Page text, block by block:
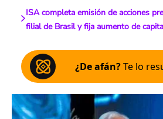
ISA completa emisión de acciones
filial de Brasil y fija aumento de
¿De afán?Te lo